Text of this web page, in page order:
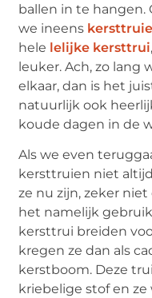
ballen in te hangen.
we ineens
hele lelijke kersttrui
leuker. Ach, zo lang
elkaar, dan is het
natuurlijk ook
koude dagen in de
Als we even
kersttruien niet
ze nu zijn, zeker
het namelijk
kersttrui breiden
kregen ze dan als
kerstboom. Deze
kriebelige stof en